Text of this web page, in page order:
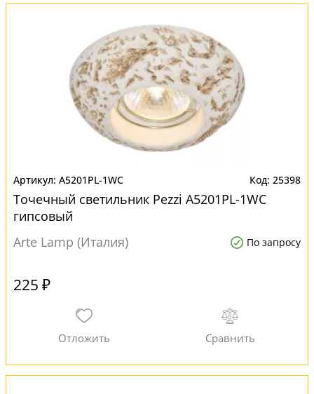
A5201PL-1WC 25398
Точечный светильник Pezzi A5201PL-1WC
гипсовый
Arte Lamp (Италия)
По запросу
225 ₽